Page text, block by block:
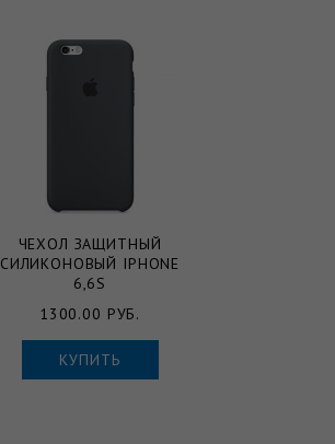
ЧЕХОЛ ЗАЩИТНЫЙ
СИЛИКОНОВЫЙ IPHONE
6,6S
1300.00 РУБ.
КУПИТЬ